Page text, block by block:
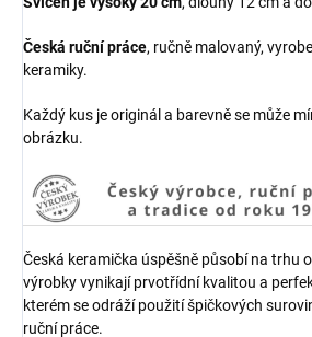
Česká ruční práce, ručně malovaný,
keramiky.
Každý kus je originál a barevně se může
obrázku.
Česká keramička úspěšně působí na trhu
výrobky vynikají prvotřídní kvalitou a
kterém se odráží použití špičkových
ruční práce.